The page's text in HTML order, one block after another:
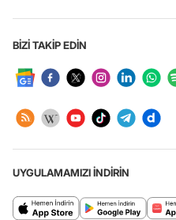
BİZİ TAKİP EDİN
UYGULAMAMIZI İNDİRİN